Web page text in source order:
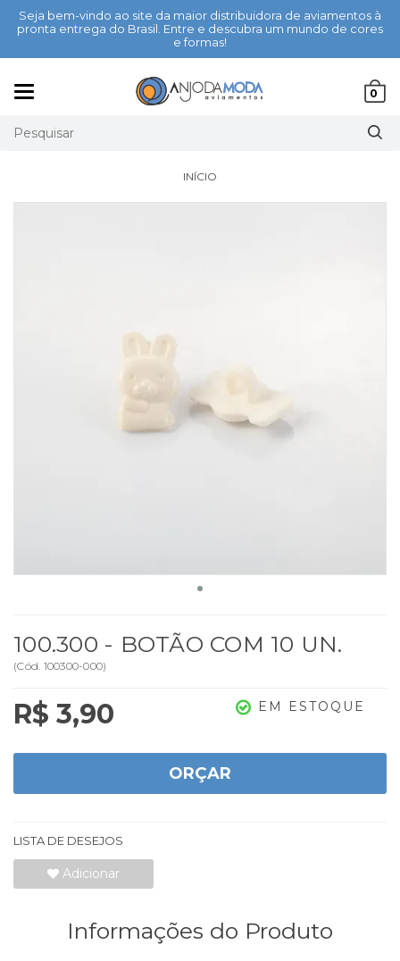
Seja bem-vindo ao site da maior distribuidora de aviamentos à
pronta entrega do Brasil. Entre e descubra um mundo de cores
e formas!
0
INÍCIO
100.300 - BOTÃO COM 10 UN.
(Cód. 100300-000)
R$ 3,90 EM ESTOQUE
ORÇAR
LISTA DE DESEJOS
Adicionar
Informações do Produto